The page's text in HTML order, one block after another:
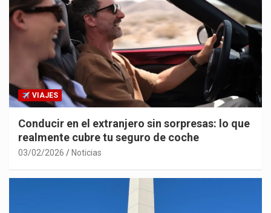
VIAJES
Conducir en el extranjero sin sorpresas: lo que
realmente cubre tu seguro de coche
03/02/2026 Noticias